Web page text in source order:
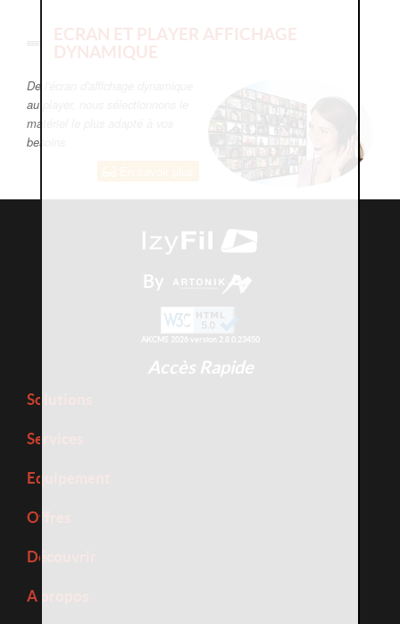
ECRAN ET PLAYER AFFICHAGE
DYNAMIQUE
De l'écran d'affichage dynamique
au player, nous sélectionnons le
matériel le plus adapté à vos
besoins
By
AKCMS 2026 version 2.8.0.23450
Accès Rapide
Solutions
Services
Equipement
Offres
Découvrir
A propos